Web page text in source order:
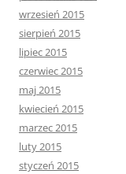
wrzesień 2015
sierpień 2015
lipiec 2015
czerwiec 2015
maj 2015
kwiecień 2015
marzec 2015
luty 2015
styczeń 2015